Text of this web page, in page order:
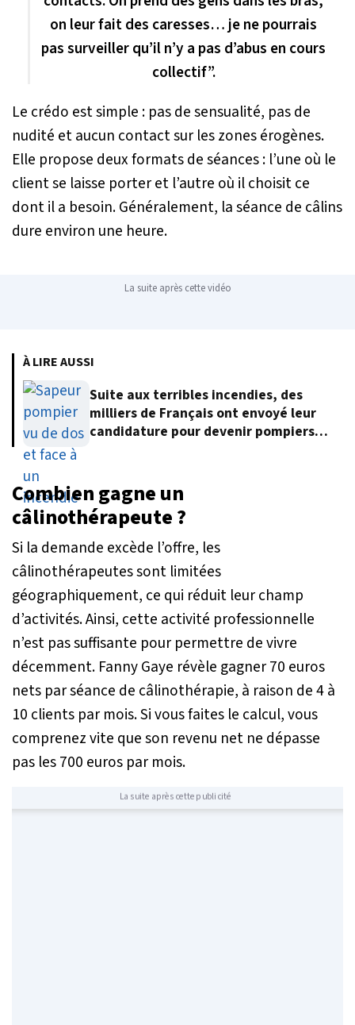
on leur fait des caresses… je ne pourrais
pas surveiller qu’il n’y a pas d’abus en cours
collectif”.
Le crédo est simple : pas de sensualité, pas de
nudité et aucun contact sur les zones érogènes.
Elle propose deux formats de séances : l’une où le
client se laisse porter et l’autre où il choisit ce
dont il a besoin. Généralement, la séance de câlins
dure environ une heure.
La suite après cette vidéo
À LIRE AUSSI
Suite aux terribles incendies, des
milliers de Français ont envoyé leur
candidature pour devenir pompiers
Combien gagne un
câlinothérapeute ?
Si la demande excède l’offre, les
câlinothérapeutes sont limitées
géographiquement, ce qui réduit leur champ
d’activités. Ainsi, cette activité professionnelle
n’est pas suffisante pour permettre de vivre
décemment. Fanny Gaye révèle gagner 70 euros
nets par séance de câlinothérapie, à raison de 4 à
10 clients par mois. Si vous faites le calcul, vous
comprenez vite que son revenu net ne dépasse
pas les 700 euros par mois.
La suite après cette publicité